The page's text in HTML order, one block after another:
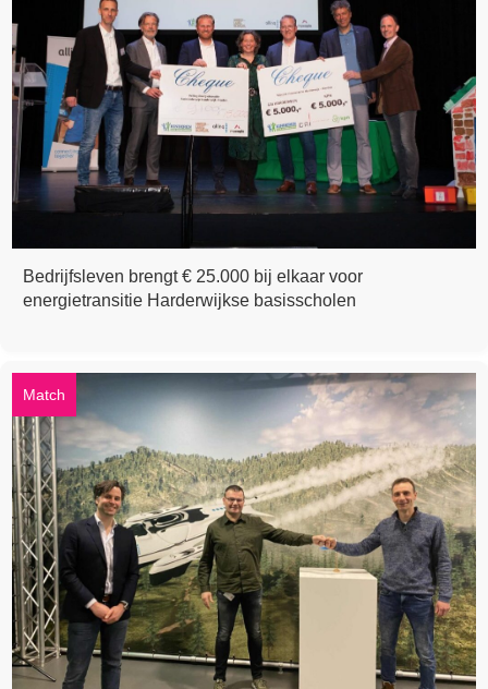
Bedrijfsleven brengt € 25.000 bij elkaar voor
energietransitie Harderwijkse basisscholen
Match